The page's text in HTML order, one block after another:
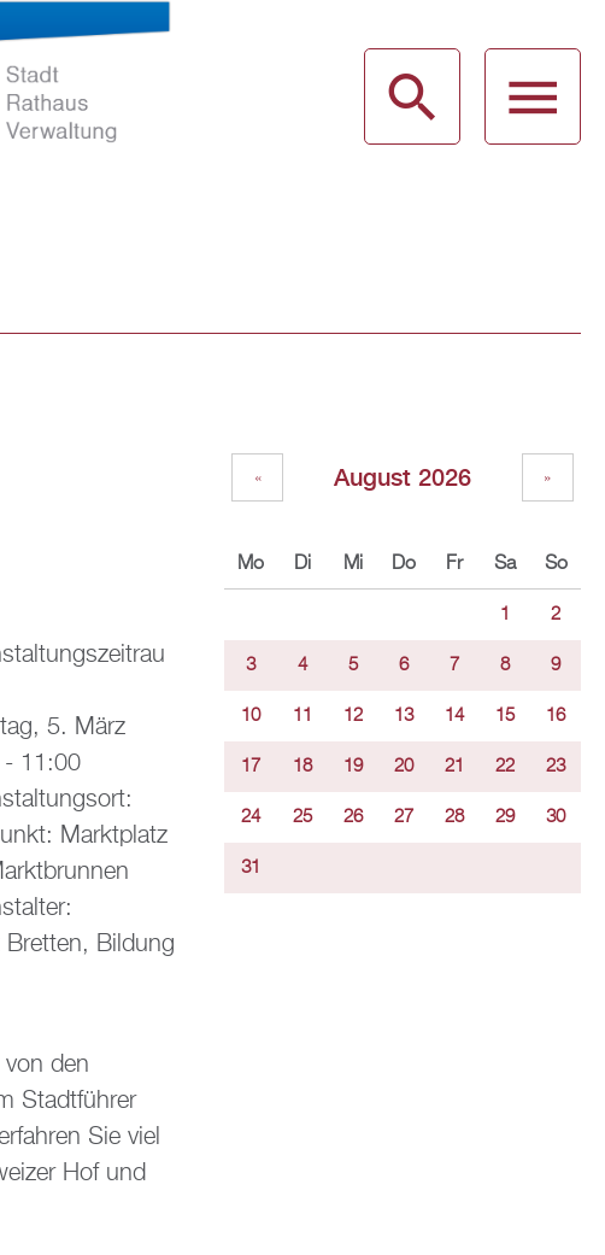
5. März
- 11:00
Marktplatz
Bretten, Bildung
den
Stadtführer
Sie viel
Hof und
August 2026
« »
Mo Di Mi Do Fr Sa So
1 2
3 4 5 6 7 8 9
10 11 12 13 14 15 16
17 18 19 20 21 22 23
24 25 26 27 28 29 30
31